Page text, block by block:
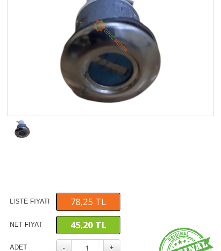
LİSTE FİYATI : 78,25 TL
NET FİYAT : 45,20 TL
ADET :